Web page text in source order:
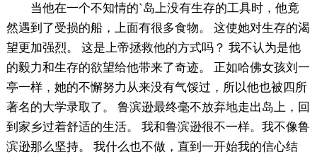
当他在一个不知情的`岛上没有生存的工具时，他竟
然遇到了受损的船，上面有很多食物。 这使她对生存的渴
望更加强烈。 这是上帝拯救他的方式吗？ 我不认为是他
的毅力和生存的欲望给他带来了奇迹。 正如哈佛女孩刘一
亭一样，她的不懈努力从来没有气馁过，所以他也被四所
著名的大学录取了。 鲁滨逊最终毫不放弃地走出岛上，回
到家乡过着舒适的生活。 我和鲁滨逊很不一样。我不像鲁
滨逊那么坚持。 我什么也不做，直到一开始我的信心结